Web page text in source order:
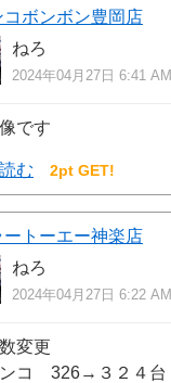
コボンボン豊岡店
ねろ
2024年04月27日 6:41 AM
です
む 2pt GET!
ートーエー神楽店
ねろ
2024年04月27日 6:22 AM
変更
ンコ 326→３２４台